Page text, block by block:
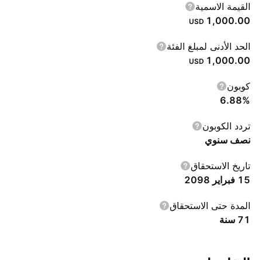
القيمة الاسمية
1,000.00
USD
الحد الأدنى لمبلغ الفئة
1,000.00
USD
كوبون
6.88%
تردد الكوبون
نصف سنوي
تاريخ الاستحقاق
15 فبراير 2098
المدة حتى الاستحقاق
‎71‎ سنة‎